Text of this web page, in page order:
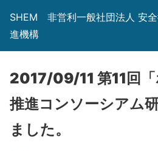
SHEM 非営利一般社団法人 安
進機構
2017/09/11 第11回
推進コンソーシアム
ました。